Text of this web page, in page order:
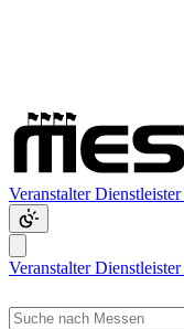
VeranstalterDienstleister
VeranstalterDienstleister